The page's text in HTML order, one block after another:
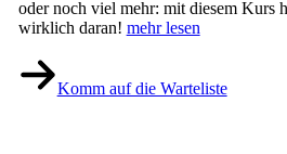
oder noch viel mehr: mit diesem Kurs
wirklich daran! mehr lesen
Komm auf die Warteliste